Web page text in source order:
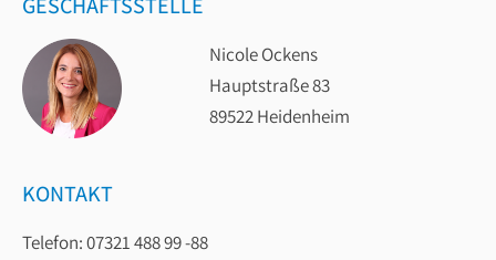
Nicole Ockens
Hauptstraße 83
89522 Heidenheim
KONTAKT
Telefon: 07321 488 99 -88